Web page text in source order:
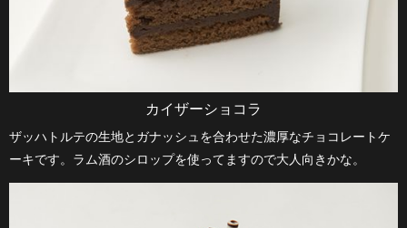
カイザーショコラ
ザッハトルテの生地とガナッシュを合わせた濃厚なチョコレートケ
ーキです。ラム酒のシロップを使ってますので大人向きかな。